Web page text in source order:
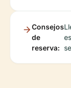
Consejos
de
reserva: